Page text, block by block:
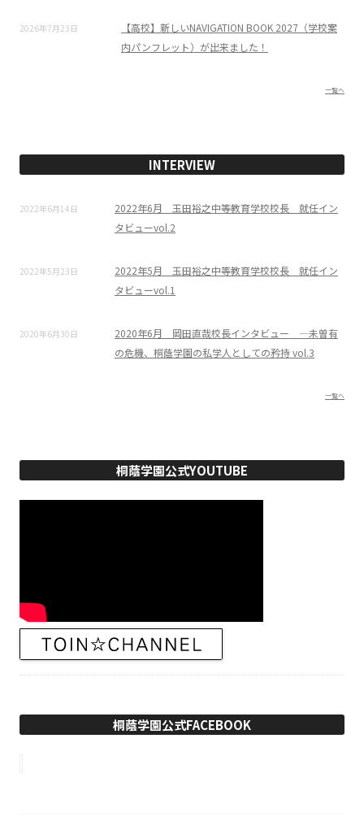
2026年7月23日
【高校】新しいNAVIGATION BOOK 2027（学校案
内パンフレット）が出来ました！
一覧へ
INTERVIEW
2022年6月14日
2022年6月 玉田裕之中等教育学校校長 就任イン
タビューvol.2
2022年5月23日
2022年5月 玉田裕之中等教育学校校長 就任イン
タビューvol.1
2020年6月30日
2020年6月 岡田直哉校長インタビュー ―未曽有
の危機、桐蔭学園の私学人としての矜持 vol.3
一覧へ
桐蔭学園公式YOUTUBE
桐蔭学園公式FACEBOOK